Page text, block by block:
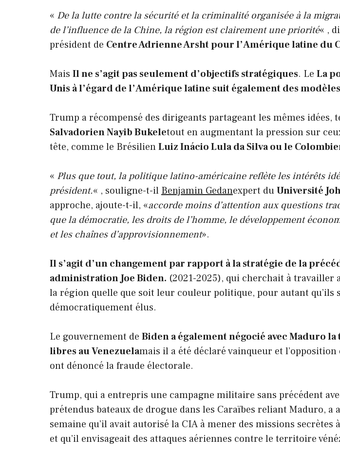
« De la lutte contre la sécurité et la criminalité organisée à la
de l’influence de la Chine, la région est clairement une priorité« ,
président de Centre Adrienne Arsht pour l’Amérique latine du
Mais Il ne s’agit pas seulement d’objectifs stratégiques. Le La
Unis à l’égard de l’Amérique latine suit également des
Trump a récompensé des dirigeants partageant les mêmes idées,
Salvadorien Nayib Bukeletout en augmentant la pression sur
tête, comme le BrésilienLuiz Inácio Lula da Silva ou le
« Plus que tout, la politique latino-américaine reflète les intérêts
président.« , souligne-t-il Benjamin Gedanexpert duUniversité
approche, ajoute-t-il, «accorde moins d’attention aux questions
que la démocratie, les droits de l’homme, le développement
et les chaînes d’approvisionnement».
Il s’agit d’un changement par rapport à la stratégie de la
administration Joe Biden. (2021-2025), qui cherchait à travailler
la région quelle que soit leur couleur politique, pour autant qu’ils
démocratiquement élus.
Le gouvernement de Biden a également négocié avec Maduro
libres au Venezuelamais il a été déclaré vainqueur et
ont dénoncé la fraude électorale.
Trump, qui a entrepris une campagne militaire sans précédent
prétendus bateaux de drogue dans les Caraïbes reliant Maduro, a
semaine qu’il avait autorisé la CIA à mener des missions secrètes
et qu’il envisageait des attaques aériennes contre le territoire